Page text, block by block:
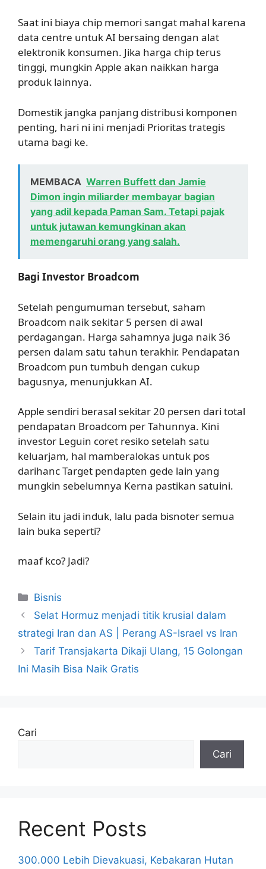
Saat ini biaya chip memori sangat mahal karena
data centre untuk AI bersaing dengan alat
elektronik konsumen. Jika harga chip terus
tinggi, mungkin Apple akan naikkan harga
produk lainnya.
Domestik jangka panjang distribusi komponen
penting, hari ni ini menjadi Prioritas trategis
utama bagi ke.
MEMBACA Warren Buffett dan Jamie
Dimon ingin miliarder membayar bagian
yang adil kepada Paman Sam. Tetapi pajak
untuk jutawan kemungkinan akan
memengaruhi orang yang salah.
Bagi Investor Broadcom
Setelah pengumuman tersebut, saham
Broadcom naik sekitar 5 persen di awal
perdagangan. Harga sahamnya juga naik 36
persen dalam satu tahun terakhir. Pendapatan
Broadcom pun tumbuh dengan cukup
bagusnya, menunjukkan AI.
Apple sendiri berasal sekitar 20 persen dari total
pendapatan Broadcom per Tahunnya. Kini
investor Leguin coret resiko setelah satu
keluarjam, hal mamberalokas untuk pos
darihanc Target pendapten gede lain yang
mungkin sebelumnya Kerna pastikan satuini.
Selain itu jadi induk, lalu pada bisnoter semua
lain buka seperti?
maaf kco? Jadi?
Kategori
Bisnis
Selat Hormuz menjadi titik krusial dalam
strategi Iran dan AS | Perang AS-Israel vs Iran
Tarif Transjakarta Dikaji Ulang, 15 Golongan
Ini Masih Bisa Naik Gratis
Cari
Cari
Recent Posts
300.000 Lebih Dievakuasi, Kebakaran Hutan